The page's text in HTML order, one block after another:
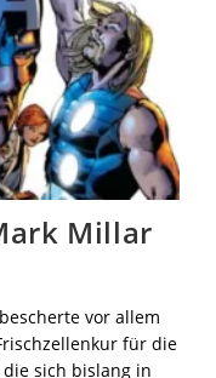
Millar
vor allem
für die
sich bislang in